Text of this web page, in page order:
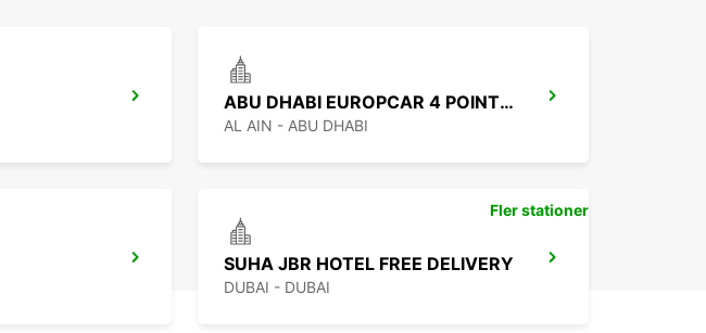
ABU DHABI EUROPCAR 4 POINTS BY SHERATON ALAIN
AL AIN - ABU DHABI
SUHA JBR HOTEL FREE DELIVERY
DUBAI - DUBAI
Fler stationer